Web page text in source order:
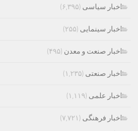
اخبار سیاسی (۶,۳۹۵)
اخبار سینمایی (۲۵۵)
اخبار صنعت و معدن (۴۹۵)
اخبار صنعتی (۱,۲۳۵)
اخبار علمی (۱,۱۱۹)
اخبار فرهنگی (۷,۷۲۱)